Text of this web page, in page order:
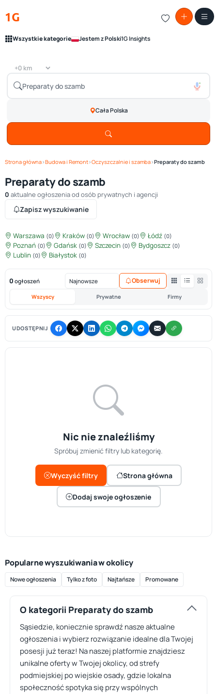
1G
Wszystkie kategorie Jestem z Polski1G Insights
Cała Polska
Strona główna›Budowa i Remont›Oczyszczalnie i szamba›Preparaty do szamb
Preparaty do szamb
0 aktualne ogłoszenia od osób prywatnych i agencji
Zapisz wyszukiwanie
Warszawa (0) Kraków (0) Wrocław (0) Łódź (0)
Poznań (0) Gdańsk (0) Szczecin (0) Bydgoszcz (0)
Lublin (0) Białystok (0)
0 ogłoszeń
Wszyscy Prywatne Firmy
Obserwuj
UDOSTĘPNIJ
Nic nie znaleźliśmy
Spróbuj zmienić filtry lub kategorię.
Wyczyść filtry Strona główna
Dodaj swoje ogłoszenie
Popularne wyszukiwania w okolicy
Nowe ogłoszenia Tylko z foto Najtańsze Promowane
O kategorii Preparaty do szamb
Sąsiedzie, koniecznie sprawdź nasze aktualne
ogłoszenia i wybierz rozwiązanie idealne dla Twojej
posesji już teraz! Na naszej platformie znajdziesz
unikalne oferty w Twojej okolicy, od strefy
podmiejskiej po wiejskie osady, gdzie lokalna
społeczność spotyka się przy wspólnych